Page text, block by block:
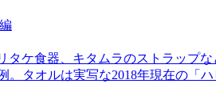
タケ食器、キタムラのストラップな
タオルは実写な2018年現在の「